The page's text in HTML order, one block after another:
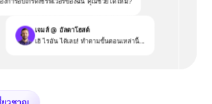
เจมส์ @ อัลตาโฮสต์
เฮ้ ไรอัน ได้เลย! ทำตามขั้นตอนเหล่านี้...